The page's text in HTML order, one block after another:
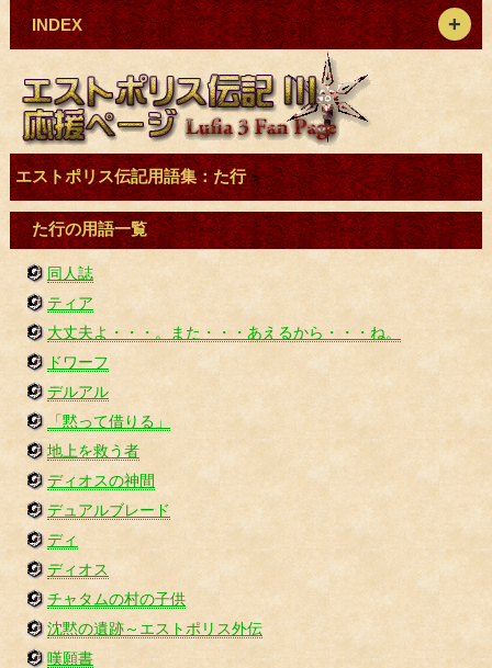
エストポリス伝記用語集：た行 >
INDEX
た行の用語一覧
同人誌
ティア
大丈夫よ・・・。また・・・あえるから・・・ね。
ドワーフ
デルアル
「黙って借りる」
地上を救う者
ディオスの神間
デュアルブレード
ディ
ディオス
チャタムの村の子供
沈黙の遺跡～エストポリス外伝
嘆願書